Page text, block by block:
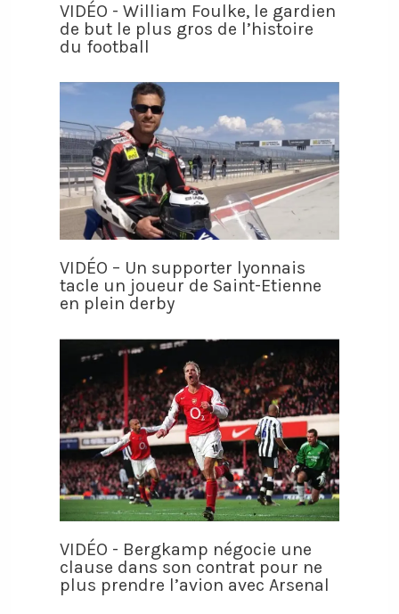
VIDÉO - William Foulke, le gardien
de but le plus gros de l’histoire
du football
VIDÉO – Un supporter lyonnais
tacle un joueur de Saint-Etienne
en plein derby
VIDÉO - Bergkamp négocie une
clause dans son contrat pour ne
plus prendre l’avion avec Arsenal